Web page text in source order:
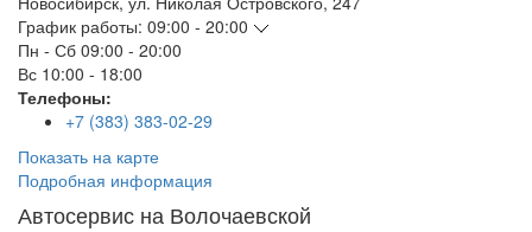
График работы: 09:00 - 20:00
Пн - Сб 09:00 - 20:00
Вс 10:00 - 18:00
Телефоны:
+7 (383) 383-02-29
Показать на карте
Подробная информация
Автосервис на Волочаевской